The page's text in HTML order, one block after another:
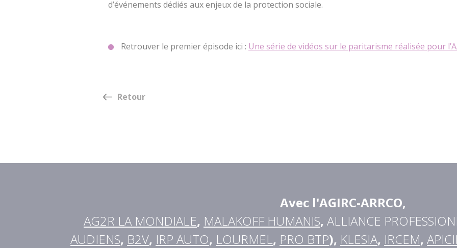
d’événements dédiés aux enjeux de la protection sociale.
Retrouver le premier épisode ici : Une série de vidéos sur le paritarisme réalisée pour
Retour
Avec l'AGIRC-ARRCO,
AG2R LA MONDIALE, MALAKOFF HUMANIS, ALLIANCE
AUDIENS, B2V, IRP AUTO, LOURMEL, PRO BTP), KLESIA, IRCEM,